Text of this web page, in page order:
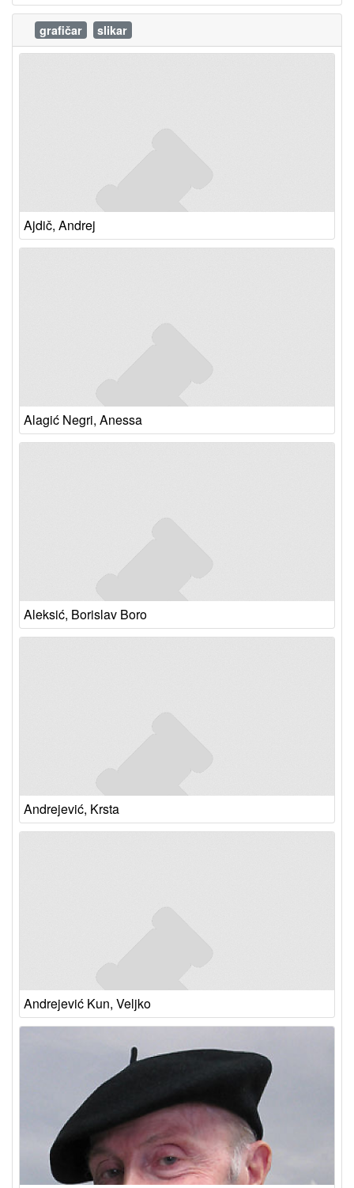
grafičar slikar
Ajdič, Andrej
Alagić Negri, Anessa
Aleksić, Borislav Boro
Andrejević, Krsta
Andrejević Kun, Veljko